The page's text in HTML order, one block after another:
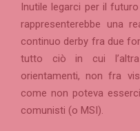
Inutile legarci per il
rappresenterebbe una
continuo derby fra due
tutto ciò in cui l’altra
orientamenti, non fra
come non poteva
comunisti (o MSI).